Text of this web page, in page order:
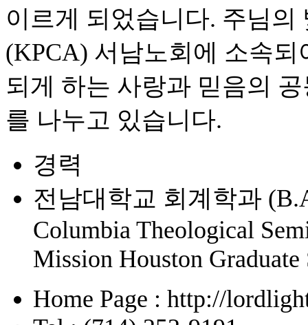
이르게 되었습니다. 주님
(KPCA) 서남노회에 소속
되게 하는 사랑과 믿음의
를 나누고 있습니다.
경력
전남대학교 회계학과
Columbia Theological
Mission Houston
Home Page : http://